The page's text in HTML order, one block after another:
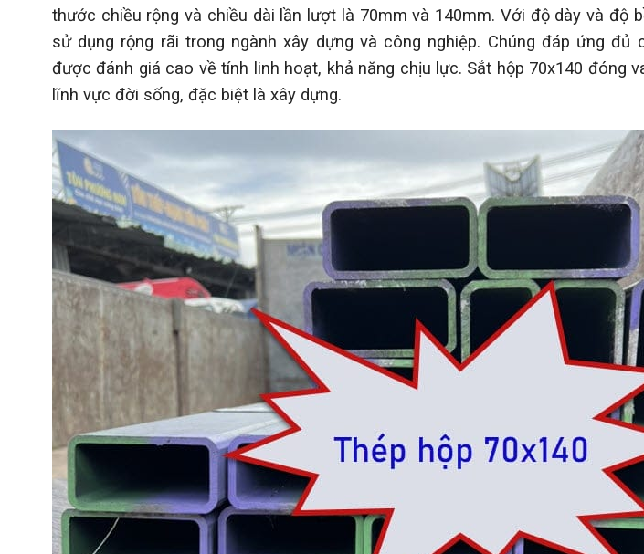
thước chiều rộng và chiều dài lần lượt là 70mm và 140mm. Với độ dày và độ
sử dụng rộng rãi trong ngành xây dựng và công nghiệp. Chúng đáp ứng đủ
được đánh giá cao về tính linh hoạt, khả năng chịu lực. Sắt hộp 70x140 đóng
lĩnh vực đời sống, đặc biệt là xây dựng.